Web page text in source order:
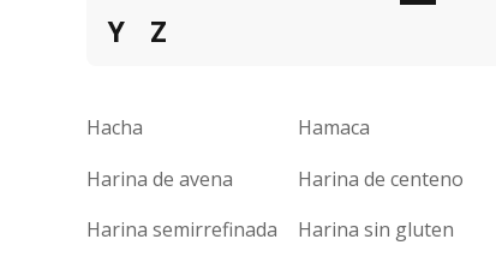
Y
Z
Hacha Hamaca
Harina de avena
Harina de centeno
Harina semirrefinada
Harina sin gluten